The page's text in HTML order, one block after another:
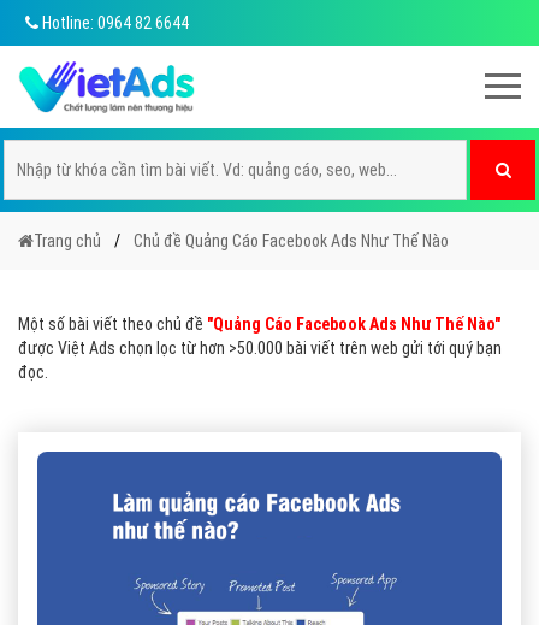
Hotline: 0964 82 6644
Trang chủ Chủ đề Quảng Cáo Facebook Ads Như Thế Nào
Một số bài viết theo chủ đề "Quảng Cáo Facebook Ads Như Thế Nào"
được Việt Ads chọn lọc từ hơn >50.000 bài viết trên web gửi tới quý bạn
đọc.